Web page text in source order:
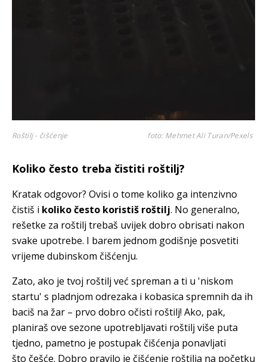
Roštilj - čišćenje foto: Mehmet Ali Turan/Pexels
Koliko često treba čistiti roštilj?
Kratak odgovor? Ovisi o tome koliko ga intenzivno
čistiš i koliko često koristiš roštilj. No generalno,
rešetke za roštilj trebaš uvijek dobro obrisati nakon
svake upotrebe. I barem jednom godišnje posvetiti
vrijeme dubinskom čišćenju.
Zato, ako je tvoj roštilj već spreman a ti u 'niskom
startu' s pladnjom odrezaka i kobasica spremnih da ih
baciš na žar – prvo dobro očisti roštilj! Ako, pak,
planiraš ove sezone upotrebljavati roštilj više puta
tjedno, pametno je postupak čišćenja ponavljati
što češće. Dobro pravilo je čišćenje roštilja na početku